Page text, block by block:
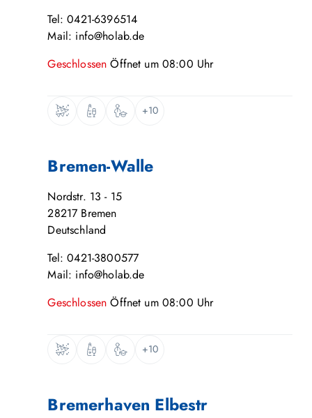
Tel: 0421-6396514
Mail: info@holab.de
GeschlossenÖffnet um 08:00 Uhr
+10
Bremen-Walle
Nordstr. 13 - 15
28217 Bremen
Deutschland
Tel: 0421-3800577
Mail: info@holab.de
GeschlossenÖffnet um 08:00 Uhr
+10
Bremerhaven Elbestr